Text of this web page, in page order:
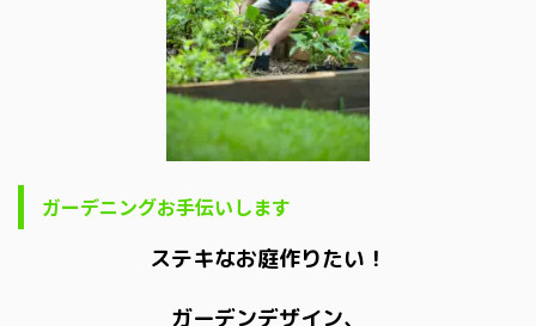
ガーデニングお手伝いします
ステキなお庭作りたい！
ガーデンデザイン、